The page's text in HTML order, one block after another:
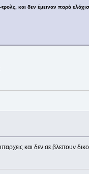
και δεν έμειναν παρά
και δεν σε βλεπουν